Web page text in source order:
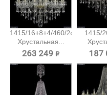
1415/16+8+4/460/2d/G
Хрустальная...
263 249 ₽
1415/
187